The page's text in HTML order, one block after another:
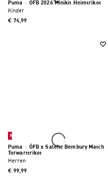
Puma · ÖFB 2026 Minikit Heimtrikot
Kinder
€ 74,99
Neu
Puma · ÖFB x Salehe Bembury Match
Torwarttrikot
Herren
€ 99,99